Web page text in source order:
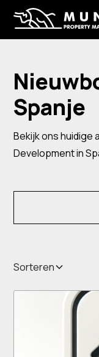
Spanje
Bekijk ons huidige
Development in
Sorteren